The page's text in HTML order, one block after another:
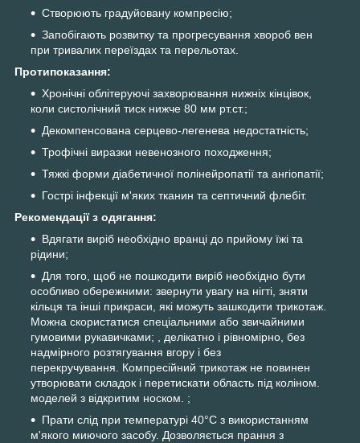
Створюють градуйовану компресію;
Запобігають розвитку та прогресування хвороб вен
при тривалих переїздах та перельотах.
Протипоказання:
Хронічні облітеруючі захворювання нижніх кінцівок,
коли систолічний тиск нижче 80 мм рт.ст.;
Декомпенсована серцево-легенева недостатність;
Трофічні виразки невенозного походження;
Тяжкі форми діабетичної полінейропатії та ангіопатії;
Гострі інфекції м'яких тканин та септичний флебіт.
Рекомендації з одягання:
Вдягати виріб необхідно вранці до прийому їжі та
рідини;
Для того, щоб не пошкодити виріб необхідно бути
особливо обережними: звернути увагу на нігті, зняти
кільця та інші прикраси, які можуть зашкодити трикотаж.
Можна скористатися спеціальними або звичайними
гумовими рукавичками; , делікатно і рівномірно, без
надмірного розтягування вгору і без
перекручування. Компресійний трикотаж не повинен
утворювати складок і перетискати область під коліном.
моделей з відкритим носком. ;
Прати слід при температурі 40°С з використанням
м'якого миючого засобу. Дозволяється прання з